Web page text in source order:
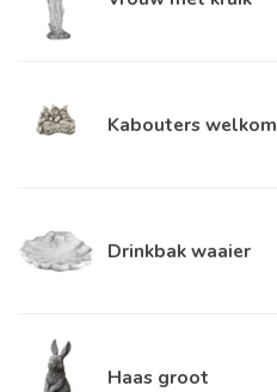
Kabouters welkom
Drinkbak waaier
Haas groot